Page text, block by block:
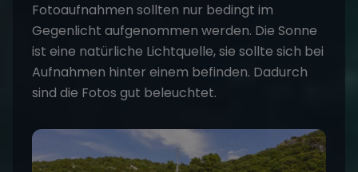
Fotoaufnahmen sollten nur bedingt im
Gegenlicht aufgenommen werden. Die Sonne
ist eine natürliche Lichtquelle, sie sollte sich bei
Aufnahmen hinter einem befinden. Dadurch
sind die Fotos gut beleuchtet.